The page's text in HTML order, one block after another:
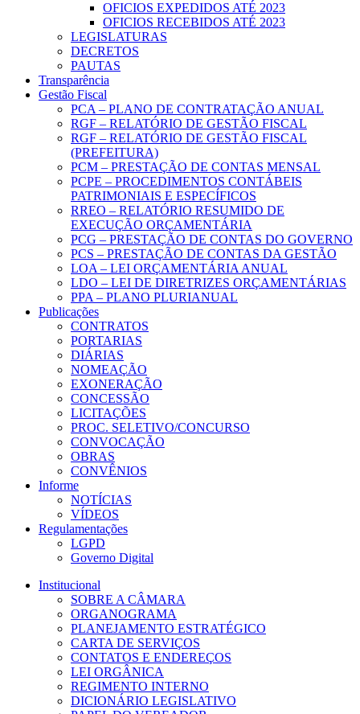
OFICIOS EXPEDIDOS ATÉ 2023
OFICIOS RECEBIDOS ATÉ 2023
LEGISLATURAS
DECRETOS
PAUTAS
Transparência
Gestão Fiscal
PCA – PLANO DE CONTRATAÇÃO ANUAL
RGF – RELATÓRIO DE GESTÃO FISCAL
RGF – RELATÓRIO DE GESTÃO FISCAL
(PREFEITURA)
PCM – PRESTAÇÃO DE CONTAS MENSAL
PCPE – PROCEDIMENTOS CONTÁBEIS
PATRIMONIAIS E ESPECÍFICOS
RREO – RELATÓRIO RESUMIDO DE
EXECUÇÃO ORÇAMENTÁRIA
PCG – PRESTAÇÃO DE CONTAS DO GOVERNO
PCS – PRESTAÇÃO DE CONTAS DA GESTÃO
LOA – LEI ORÇAMENTÁRIA ANUAL
LDO – LEI DE DIRETRIZES ORÇAMENTÁRIAS
PPA – PLANO PLURIANUAL
Publicações
CONTRATOS
PORTARIAS
DIÁRIAS
NOMEAÇÃO
EXONERAÇÃO
CONCESSÃO
LICITAÇÕES
PROC. SELETIVO/CONCURSO
CONVOCAÇÃO
OBRAS
CONVÊNIOS
Informe
NOTÍCIAS
VÍDEOS
Regulamentações
LGPD
Governo Digital
Institucional
SOBRE A CÂMARA
ORGANOGRAMA
PLANEJAMENTO ESTRATÉGICO
CARTA DE SERVIÇOS
CONTATOS E ENDEREÇOS
LEI ORGÂNICA
REGIMENTO INTERNO
DICIONÁRIO LEGISLATIVO